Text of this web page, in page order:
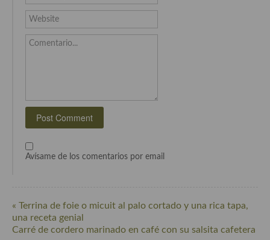
Website
Comentario...
Avísame de los comentarios por email
« Terrina de foie o micuit al palo cortado y una rica tapa,
una receta genial
Carré de cordero marinado en café con su salsita cafetera